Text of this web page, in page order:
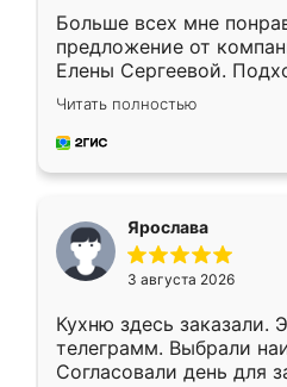
Больше всех мне
предложение от
Елены Сергеевой.
короткие сроки
для замера сотрудник
предложил по моему
Читать полностью
Ярослава
3 августа 2026
Кухню здесь заказали.
телеграмм. Выбрали
Согласовали день для